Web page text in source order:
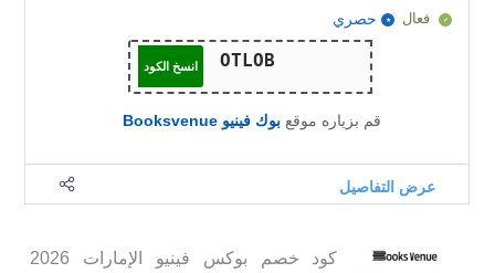
فعال حصري
انسخ الكود
قم بزياره موقع بوك فينيو Booksvenue
عرض التفاصيل
كود خصم بوكس فينيو الإمارات 2026